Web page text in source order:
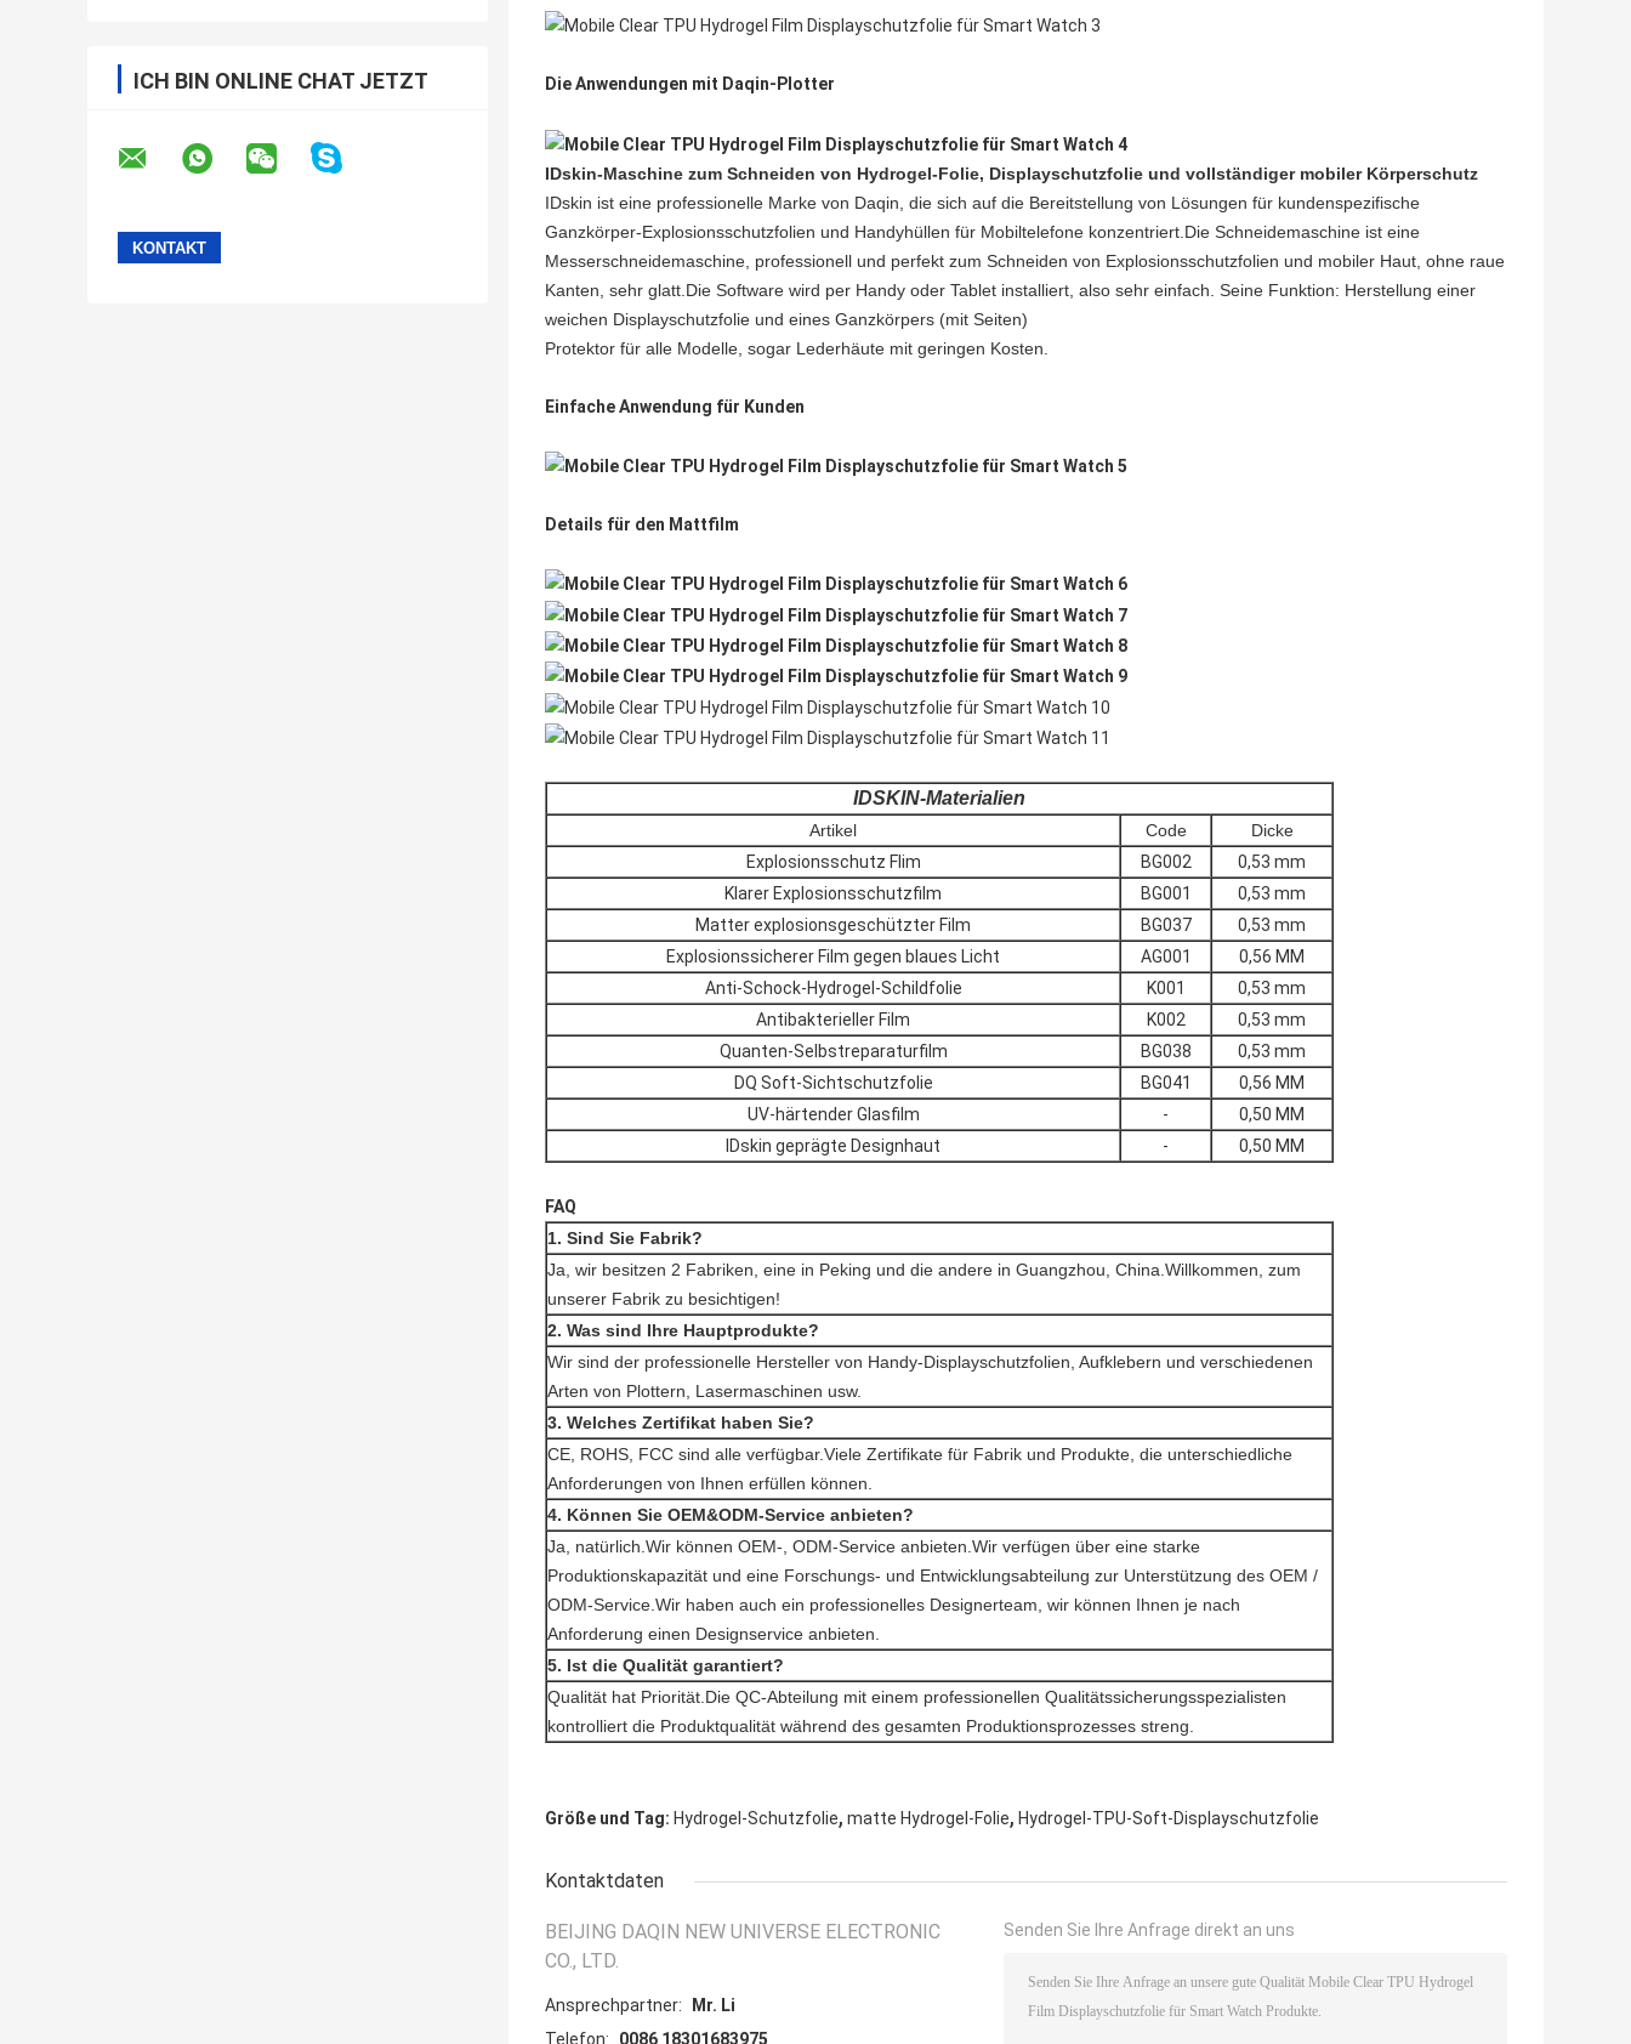
ICH BIN ONLINE CHAT JETZT Die Anwendungen mit Daqin-Plotter
IDskin-Maschine zum Schneiden von Hydrogel-Folie, Displayschutzfolie und vollständiger mobiler Körperschutz
IDskin ist eine professionelle Marke von Daqin, die sich auf die Bereitstellung von Lösungen für kundenspezifische
Ganzkörper-Explosionsschutzfolien und Handyhüllen für Mobiltelefone konzentriert.Die Schneidemaschine ist eine
Messerschneidemaschine, professionell und perfekt zum Schneiden von Explosionsschutzfolien und mobiler Haut, ohne raue
Kanten, sehr glatt.Die Software wird per Handy oder Tablet installiert, also sehr einfach. Seine Funktion: Herstellung einer
weichen Displayschutzfolie und eines Ganzkörpers (mit Seiten)
Protektor für alle Modelle, sogar Lederhäute mit geringen Kosten.
Einfache Anwendung für Kunden
Details für den Mattfilm
IDSKIN-Materialien
Artikel Code
Dicke
Explosionsschutz Flim
BG002
0,53 mm
Klarer Explosionsschutzfilm
BG001
0,53 mm
Matter explosionsgeschützter Film
BG037
0,53 mm
Explosionssicherer Film gegen blaues Licht
AG001
0,56 MM
Anti-Schock-Hydrogel-Schildfolie
K001
0,53 mm
Antibakterieller Film
K002
0,53 mm
Quanten-Selbstreparaturfilm
BG038
0,53 mm
DQ Soft-Sichtschutzfolie
BG041
0,56 MM
UV-härtender Glasfilm
-
0,50 MM
IDskin geprägte Designhaut
- 0,50 MM
FAQ
1. Sind Sie Fabrik?
Ja, wir besitzen 2 Fabriken, eine in Peking und die andere in Guangzhou, China.Willkommen, zum
unserer Fabrik zu besichtigen!
2. Was sind Ihre Hauptprodukte?
Wir sind der professionelle Hersteller von Handy-Displayschutzfolien, Aufklebern und verschiedenen
Arten von Plottern, Lasermaschinen usw.
3. Welches Zertifikat haben Sie?
CE, ROHS, FCC sind alle verfügbar.Viele Zertifikate für Fabrik und Produkte, die unterschiedliche
Anforderungen von Ihnen erfüllen können.
4. Können Sie OEM&ODM-Service anbieten?
Ja, natürlich.Wir können OEM-, ODM-Service anbieten.Wir verfügen über eine starke
Produktionskapazität und eine Forschungs- und Entwicklungsabteilung zur Unterstützung des OEM /
ODM-Service.Wir haben auch ein professionelles Designerteam, wir können Ihnen je nach
Anforderung einen Designservice anbieten.
5. Ist die Qualität garantiert?
Qualität hat Priorität.Die QC-Abteilung mit einem professionellen Qualitätssicherungsspezialisten
kontrolliert die Produktqualität während des gesamten Produktionsprozesses streng.
Größe und Tag: Hydrogel-Schutzfolie, matte Hydrogel-Folie, Hydrogel-TPU-Soft-Displayschutzfolie
Kontaktdaten
BEIJING DAQIN NEW UNIVERSE ELECTRONIC
CO., LTD.
Ansprechpartner:
Mr. Li
Telefon:
0086 18301683975
Senden Sie Ihre Anfrage direkt an uns